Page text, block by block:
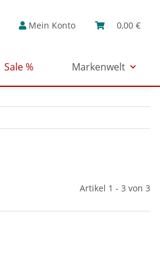
Mein Konto 0,00 €
Sale % Markenwelt
Artikel 1 - 3 von 3